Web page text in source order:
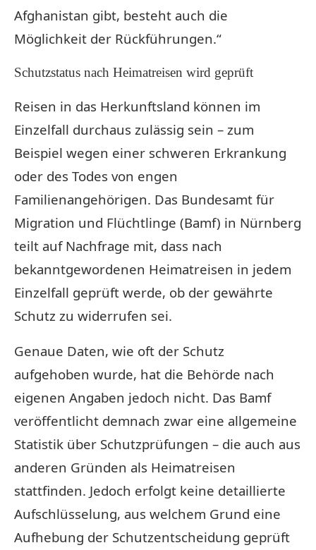
Afghanistan gibt, besteht auch die
Möglichkeit der Rückführungen.“
Schutzstatus nach Heimatreisen wird geprüft
Reisen in das Herkunftsland können im
Einzelfall durchaus zulässig sein – zum
Beispiel wegen einer schweren Erkrankung
oder des Todes von engen
Familienangehörigen. Das Bundesamt für
Migration und Flüchtlinge (Bamf) in Nürnberg
teilt auf Nachfrage mit, dass nach
bekanntgewordenen Heimatreisen in jedem
Einzelfall geprüft werde, ob der gewährte
Schutz zu widerrufen sei.
Genaue Daten, wie oft der Schutz
aufgehoben wurde, hat die Behörde nach
eigenen Angaben jedoch nicht. Das Bamf
veröffentlicht demnach zwar eine allgemeine
Statistik über Schutzprüfungen – die auch aus
anderen Gründen als Heimatreisen
stattfinden. Jedoch erfolgt keine detaillierte
Aufschlüsselung, aus welchem Grund eine
Aufhebung der Schutzentscheidung geprüft